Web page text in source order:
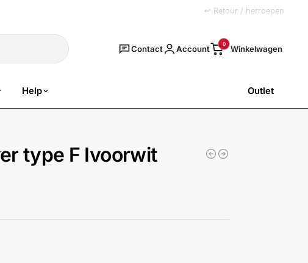
↩ Retour / herroepen
Zoeken
Contact Account 0
Help Outlet
type F Ivoorwit